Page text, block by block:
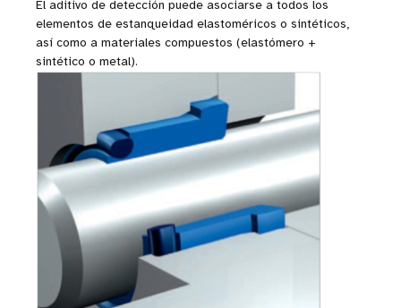
El aditivo de detección puede asociarse a todos los
elementos de estanqueidad elastoméricos o sintéticos,
así como a materiales compuestos (elastómero +
sintético o metal).